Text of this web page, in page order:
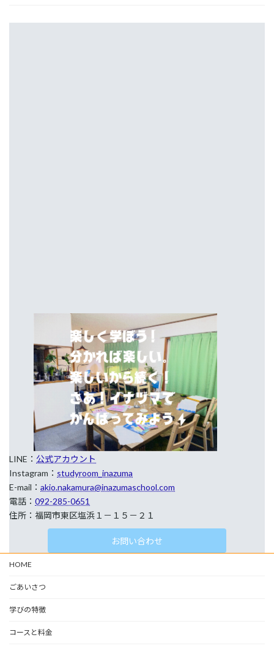
LINE： 公式アカウント
Instagram： studyroom_inazuma
E-mail： akio.nakamura@inazumaschool.com
電話： 092-285-0651
住所：福岡市東区塩浜１－１５－２１
お問い合わせ
HOME
ごあいさつ
学びの特徴
コースと料金